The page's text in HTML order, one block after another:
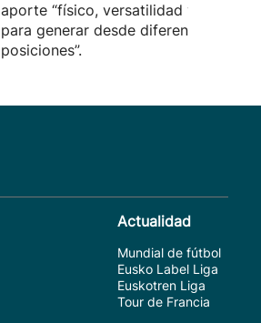
aporte “físico, versatilidad y
para generar desde diferentes
posiciones”.
Actualidad
Mundial de fútbol
Eusko Label Liga
Euskotren Liga
Tour de Francia